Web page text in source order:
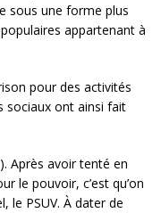
sous une forme plus
appartenant à
pour des activités
sociaux ont ainsi fait
Après avoir tenté en
le pouvoir, c’est qu’on
le PSUV. À dater de